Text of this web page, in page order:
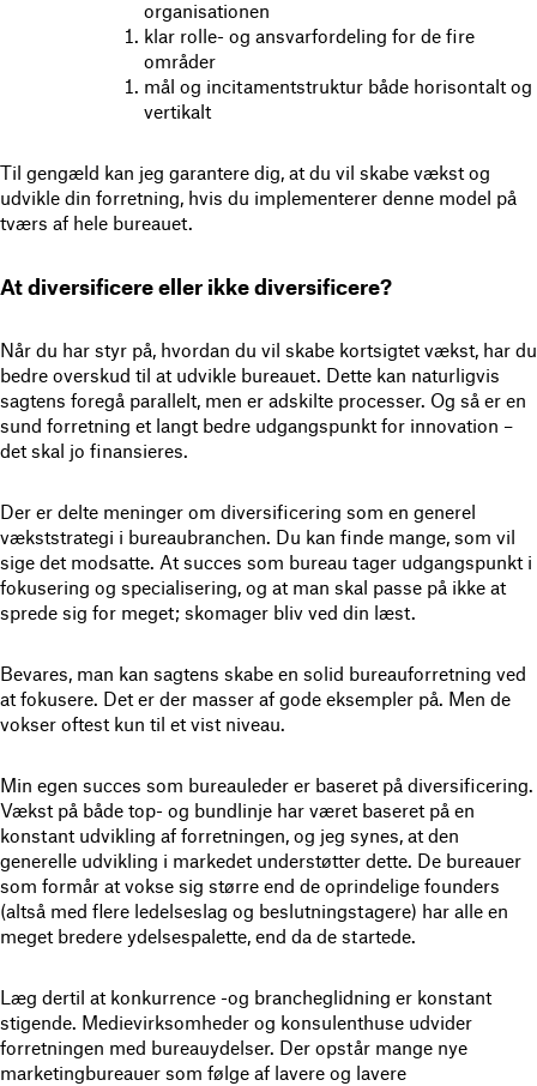
organisationen
klar rolle- og ansvarfordeling for de fire
områder
mål og incitamentstruktur både horisontalt og
vertikalt
Til gengæld kan jeg garantere dig, at du vil skabe vækst og
udvikle din forretning, hvis du implementerer denne model på
tværs af hele bureauet.
At diversificere eller ikke diversificere?
Når du har styr på, hvordan du vil skabe kortsigtet vækst, har du
bedre overskud til at udvikle bureauet. Dette kan naturligvis
sagtens foregå parallelt, men er adskilte processer. Og så er en
sund forretning et langt bedre udgangspunkt for innovation –
det skal jo finansieres.
Der er delte meninger om diversificering som en generel
vækststrategi i bureaubranchen. Du kan finde mange, som vil
sige det modsatte. At succes som bureau tager udgangspunkt i
fokusering og specialisering, og at man skal passe på ikke at
sprede sig for meget; skomager bliv ved din læst.
Bevares, man kan sagtens skabe en solid bureauforretning ved
at fokusere. Det er der masser af gode eksempler på. Men de
vokser oftest kun til et vist niveau.
Min egen succes som bureauleder er baseret på diversificering.
Vækst på både top- og bundlinje har været baseret på en
konstant udvikling af forretningen, og jeg synes, at den
generelle udvikling i markedet understøtter dette. De bureauer
som formår at vokse sig større end de oprindelige founders
(altså med flere ledelseslag og beslutningstagere) har alle en
meget bredere ydelsespalette, end da de startede.
Læg dertil at konkurrence -og brancheglidning er konstant
stigende. Medievirksomheder og konsulenthuse udvider
forretningen med bureauydelser. Der opstår mange nye
marketingbureauer som følge af lavere og lavere